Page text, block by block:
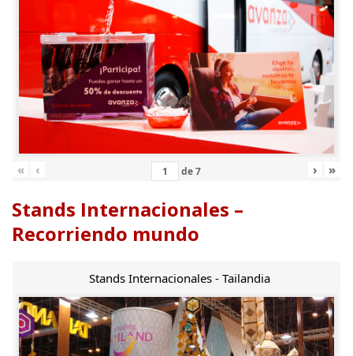
« ‹ de7 › »
Stands Internacionales –
Recorriendo mundo
Stands Internacionales - Tailandia